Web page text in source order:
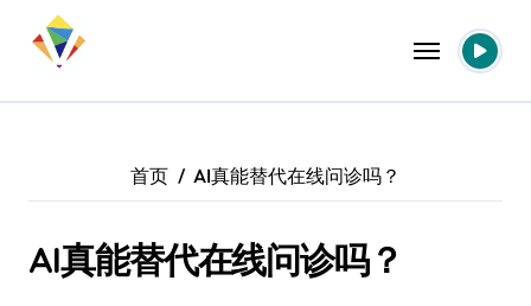
首页 AI真能替代在线问诊吗？
AI真能替代在线问诊吗？